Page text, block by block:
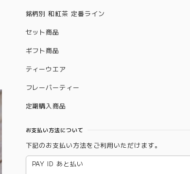
銘柄別 和紅茶 定番ライン
セット商品
ギフト商品
ティーウエア
フレーバーティー
定期購入商品
お支払い方法について
下記のお支払い方法をご利用いただけます。
PAY ID あと払い